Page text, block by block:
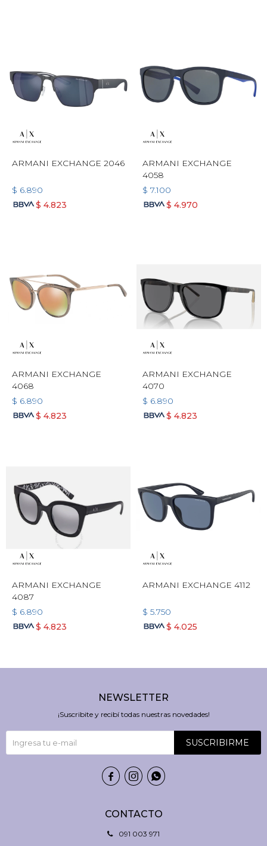
ARMANI EXCHANGE 2046
$ 6.890
$ 4.823
ARMANI EXCHANGE
4058
$ 7.100
$ 4.970
ARMANI EXCHANGE
4068
$ 6.890
$ 4.823
ARMANI EXCHANGE
4070
$ 6.890
$ 4.823
ARMANI EXCHANGE
4087
$ 6.890
$ 4.823
ARMANI EXCHANGE 4112
$ 5.750
$ 4.025
CONTACTO
091 003 971
NEWSLETTER
¡Suscribite y recibí todas nuestras novedades!
SUSCRIBIRME
  